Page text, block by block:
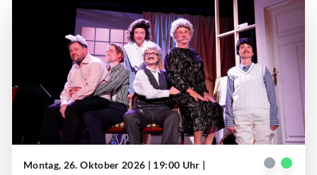
Montag, 26. Oktober 2026 | 19:00 Uhr |